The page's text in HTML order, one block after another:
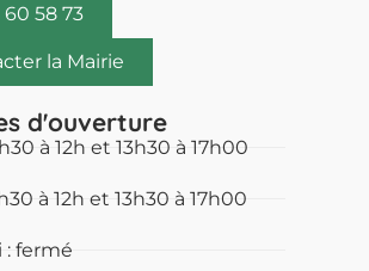
58 73
la Mairie
d'ouverture
à 12h et 13h30 à 17h00
à 12h et 13h30 à 17h00
: fermé